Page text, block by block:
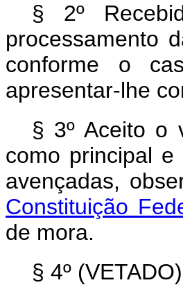
§ 2º
processamento
conforme o
apresentar-lhe
§ 3º Aceito o
como principal
avençadas,
Constituição
de mora.
§ 4º